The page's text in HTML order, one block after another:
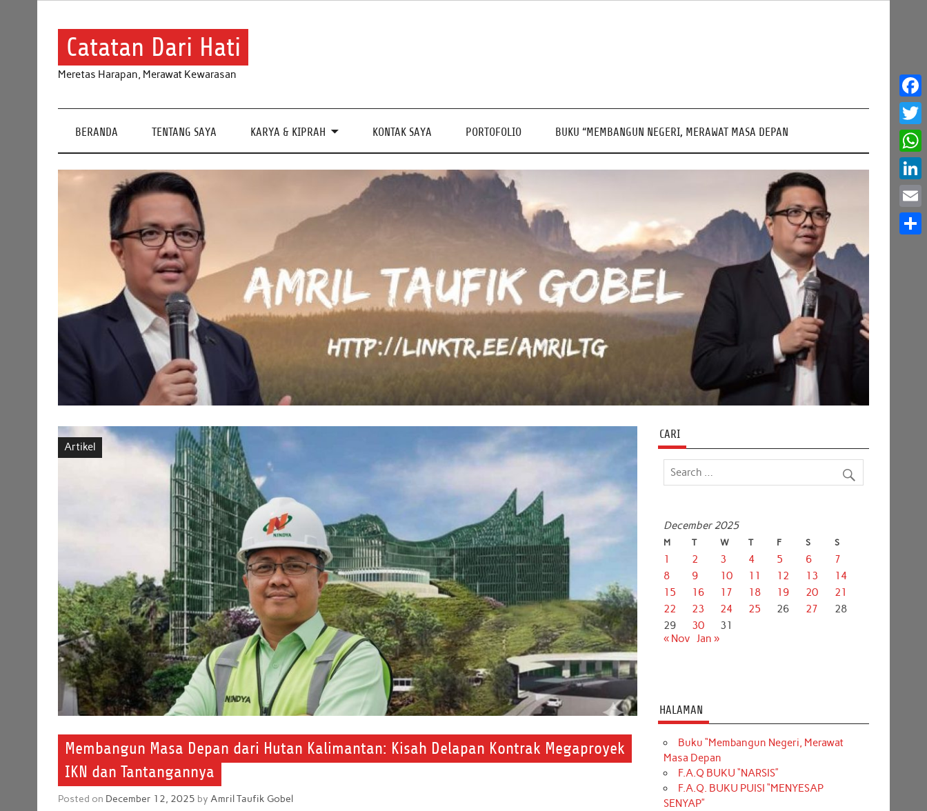
Catatan Dari Hati
Meretas Harapan, Merawat Kewarasan
BERANDA TENTANG SAYA KARYA & KIPRAH KONTAK SAYA PORTOFOLIO BUKU “MEMBANGUN NEGERI, MERAWAT MASA DEPAN
Artikel
Membangun Masa Depan dari Hutan Kalimantan: Kisah Delapan Kontrak Megaproyek
IKN dan Tantangannya
Posted on December 12, 2025 byAmril Taufik Gobel
CARI
December 2025
M T W T F S S
1 2 3 4 5 6
7
8
9 10 11 12 13
14
15
16 17 18 19 20
21
22
23 24 25 26 27
28
29
30
31
« Nov Jan »
HALAMAN
Buku “Membangun Negeri, Merawat
Masa Depan
F.A.Q BUKU “NARSIS”
F.A.Q. BUKU PUISI “MENYESAP
SENYAP”
Email